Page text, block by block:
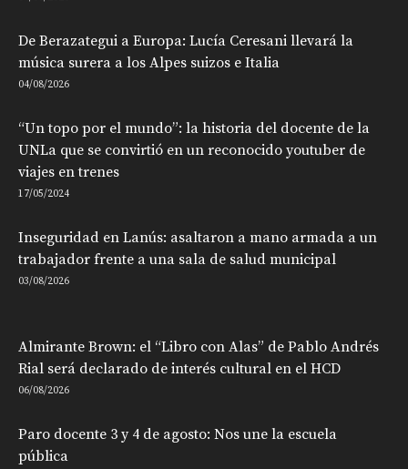
De Berazategui a Europa: Lucía Ceresani llevará la
música surera a los Alpes suizos e Italia
04/08/2026
“Un topo por el mundo”: la historia del docente de la
UNLa que se convirtió en un reconocido youtuber de
viajes en trenes
17/05/2024
Inseguridad en Lanús: asaltaron a mano armada a un
trabajador frente a una sala de salud municipal
03/08/2026
Almirante Brown: el “Libro con Alas” de Pablo Andrés
Rial será declarado de interés cultural en el HCD
06/08/2026
Paro docente 3 y 4 de agosto: Nos une la escuela
pública